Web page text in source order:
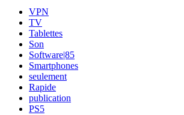
VPN
TV
Tablettes
Son
Software|85
Smartphones
seulement
Rapide
publication
PS5